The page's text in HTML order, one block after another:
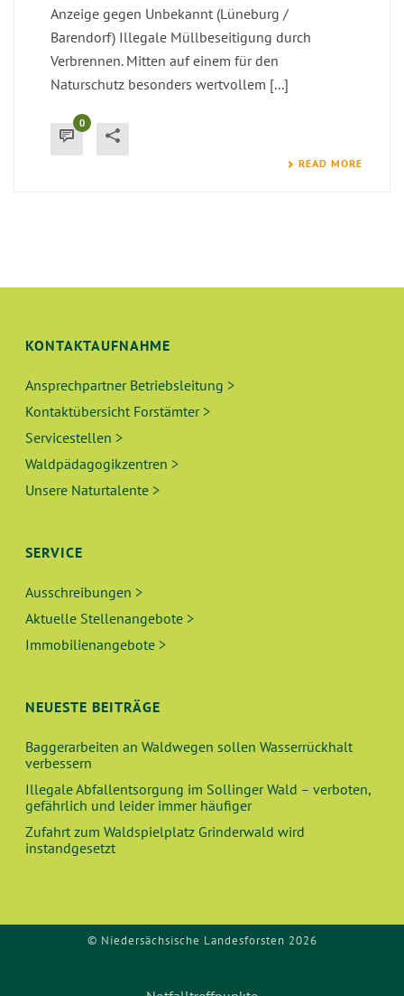
Anzeige gegen Unbekannt (Lüneburg /
Barendorf) Illegale Müllbeseitigung durch
Verbrennen. Mitten auf einem für den
Naturschutz besonders wertvollem [...]
0
READ MORE
KONTAKTAUFNAHME
Ansprechpartner Betriebsleitung >
Kontaktübersicht Forstämter >
Servicestellen >
Waldpädagogikzentren >
Unsere Naturtalente >
SERVICE
Ausschreibungen >
Aktuelle Stellenangebote >
Immobilienangebote >
NEUESTE BEITRÄGE
Baggerarbeiten an Waldwegen sollen Wasserrückhalt
verbessern
Illegale Abfallentsorgung im Sollinger Wald – verboten,
gefährlich und leider immer häufiger
Zufahrt zum Waldspielplatz Grinderwald wird
instandgesetzt
© Niedersächsische Landesforsten 2026